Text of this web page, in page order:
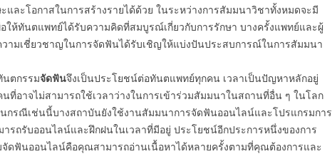
ละโอกาสในการสร้างรายได้ด้วย ในระหว่างการสัมมนาวิชาทั้งหมดจะมี
อให้ทันตแพทย์ได้รับความคิดที่สมบูรณ์เกี่ยวกับการรักษา บางครั้งแพทย์และผู้
ามเชี่ยวชาญในการจัดฟันได้รับเชิญให้แบ่งปันประสบการณ์ในการสัมมนา
นตกรรมจัดฟันจึงเป็นประโยชน์ต่อทันตแพทย์ทุกคน เวลาเป็นปัญหาหลักอยู่
ที่อาจไม่สามารถใช้เวลาว่างในการเข้าร่วมสัมมนาในสถานที่อื่น ๆ ในโลก
นกรณีเช่นนี้บางสถาบันยังใช้งานสัมมนาการจัดฟันออนไลน์และโปรแกรมการ
รถรับออนไลน์และฝึกฝนในเวลาที่มีอยู่ ประโยชน์อีกประการหนึ่งของการ
ดฟันออนไลน์คือคุณสามารถอ่านเนื้อหาได้หลายครั้งตามที่คุณต้องการและ